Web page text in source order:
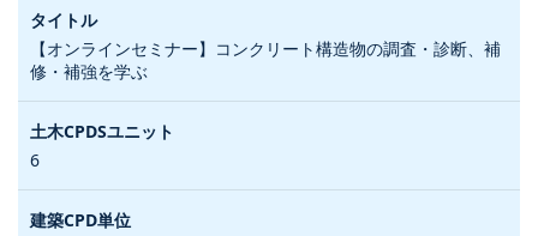
【オンラインセミナー】コンクリート構造物の調査・診断、補
修・補強を学ぶ
6